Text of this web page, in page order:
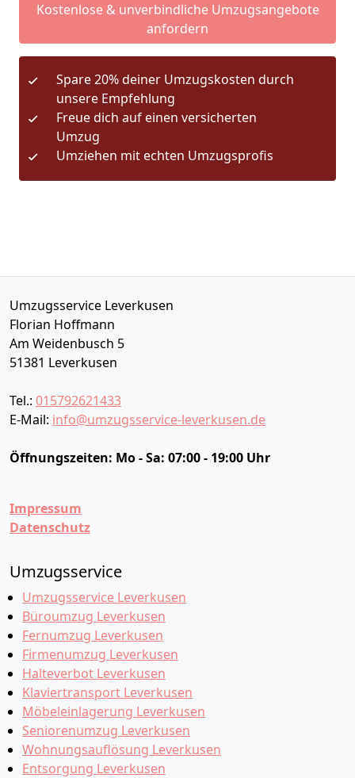
Kostenlose & unverbindliche Umzugsangebote
anfordern
Spare 20% deiner Umzugskosten durch
unsere Empfehlung
Freue dich auf einen versicherten
Umzug
Umziehen mit echten Umzugsprofis
Umzugsservice Leverkusen
Florian Hoffmann
Am Weidenbusch 5
51381 Leverkusen
Tel.: 015792621433
E-Mail: info@umzugsservice-leverkusen.de
Öffnungszeiten: Mo - Sa: 07:00 - 19:00 Uhr
Impressum
Datenschutz
Umzugsservice
Umzugsservice Leverkusen
Büroumzug Leverkusen
Fernumzug Leverkusen
Firmenumzug Leverkusen
Halteverbot Leverkusen
Klaviertransport Leverkusen
Möbeleinlagerung Leverkusen
Seniorenumzug Leverkusen
Wohnungsauflösung Leverkusen
Entsorgung Leverkusen